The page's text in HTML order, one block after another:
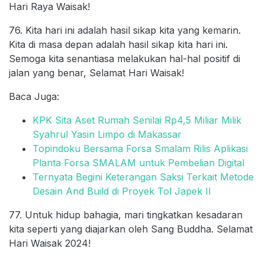
Hari Raya Waisak!
76. Kita hari ini adalah hasil sikap kita yang kemarin.
Kita di masa depan adalah hasil sikap kita hari ini.
Semoga kita senantiasa melakukan hal-hal positif di
jalan yang benar, Selamat Hari Waisak!
Baca Juga:
KPK Sita Aset Rumah Senilai Rp4,5 Miliar Milik
Syahrul Yasin Limpo di Makassar
Topindoku Bersama Forsa Smalam Rilis Aplikasi
Planta Forsa SMALAM untuk Pembelian Digital
Ternyata Begini Keterangan Saksi Terkait Metode
Desain And Build di Proyek Tol Japek II
77. Untuk hidup bahagia, mari tingkatkan kesadaran
kita seperti yang diajarkan oleh Sang Buddha. Selamat
Hari Waisak 2024!